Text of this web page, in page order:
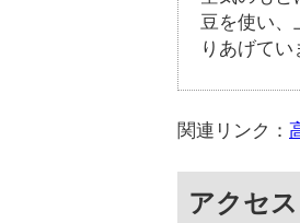
豆を使い、
りあげてい
関連リンク：
アクセ